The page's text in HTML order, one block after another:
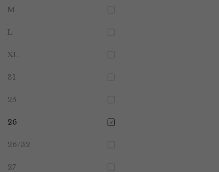
M
L
XL
31
25
26
26/32
27